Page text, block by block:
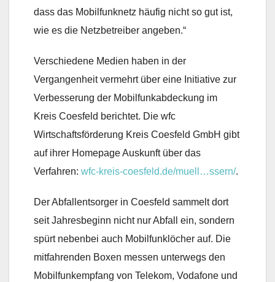
dass das Mobilfunknetz häufig nicht so gut ist,
wie es die Netzbetreiber angeben.“
Verschiedene Medien haben in der
Vergangenheit vermehrt über eine Initiative zur
Verbesserung der Mobilfunkabdeckung im
Kreis Coesfeld berichtet. Die wfc
Wirtschaftsförderung Kreis Coesfeld GmbH gibt
auf ihrer Homepage Auskunft über das
Verfahren: wfc-kreis-coesfeld.de/muell…ssern/.
Der Abfallentsorger in Coesfeld sammelt dort
seit Jahresbeginn nicht nur Abfall ein, sondern
spürt nebenbei auch Mobilfunklöcher auf. Die
mitfahrenden Boxen messen unterwegs den
Mobilfunkempfang von Telekom, Vodafone und